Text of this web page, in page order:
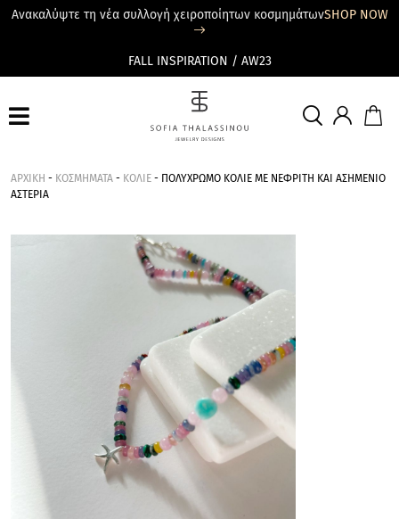
Ανακαλύψτε τη νέα συλλογή χειροποίητων κοσμημάτωνSHOP NOW
FALL INSPIRATION / AW23
ΑΡΧΙΚΗ - ΚΟΣΜΗΜΑΤΑ - ΚΟΛΙΕ - ΠΟΛΥΧΡΩΜΟ ΚΟΛΙΕ ΜΕ ΝΕΦΡΙΤΗ ΚΑΙ ΑΣΗΜΕΝΙΟ
ΑΣΤΕΡΙΑ